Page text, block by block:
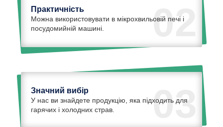
02
Практичність
Можна використовувати в мікрохвильовій печі і
посудомийній машині.
03
Значний вибір
У нас ви знайдете продукцію, яка підходить для
гарячих і холодних страв.